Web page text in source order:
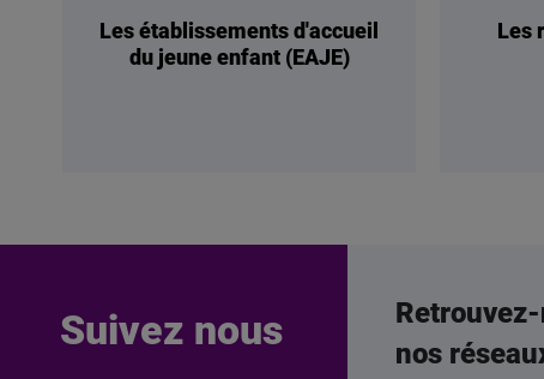
Les établissements d'accueil
du jeune enfant (EAJE)
Les
Suivez nous
nos